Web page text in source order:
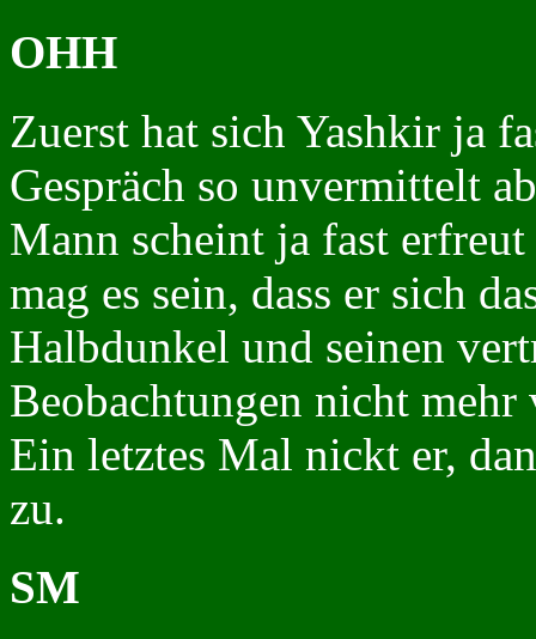
OHH
Zuerst hat sich Yashkir ja
Gespräch so unvermittelt
Mann scheint ja fast
mag es sein, dass er sich
Halbdunkel und seinen
Beobachtungen nicht mehr
Ein letztes Mal nickt er,
zu.
SM